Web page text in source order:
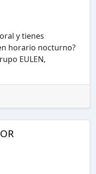
y tienes
horario nocturno?
EULEN,